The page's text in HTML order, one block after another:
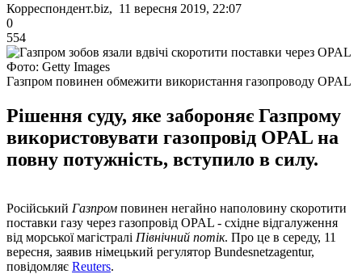
Корреспондент.biz, 11 вересня 2019, 22:07
0
554
Фото: Getty Images
Газпром повинен обмежити використання газопроводу OPAL
Рішення суду, яке забороняє Газпрому
використовувати газопровід OPAL на
повну потужність, вступило в силу.
Російський Газпром повинен негайно наполовину скоротити
поставки газу через газопровід OPAL - східне відгалуження
від морської магістралі Північний потік. Про це в середу, 11
вересня, заявив німецький регулятор Bundesnetzagentur,
повідомляє Reuters.